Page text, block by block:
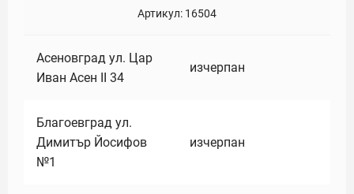
Артикул: 16504
Асеновград ул. Цар
Иван Асен II 34
изчерпан
Благоевград ул.
Димитър Йосифов
№1
изчерпан